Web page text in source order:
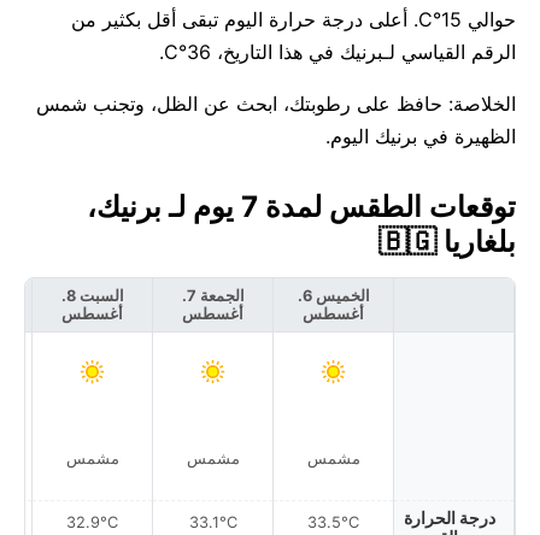
حوالي 15°C. أعلى درجة حرارة اليوم تبقى أقل بكثير من
الرقم القياسي لـبرنيك في هذا التاريخ، 36°C.
الخلاصة: حافظ على رطوبتك، ابحث عن الظل، وتجنب شمس
الظهيرة في برنيك اليوم.
توقعات الطقس لمدة 7 يوم لـ برنيك،
بلغاريا 🇧🇬
درجة الحرارة
الخميس 6.
أغسطس
مشمس
33.5°C
الجمعة 7.
أغسطس
مشمس
33.1°C
السبت 8.
أغسطس
مشمس
32.9°C